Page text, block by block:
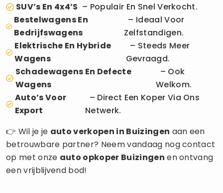
SUV’s En 4x4’s – Populair En Snel Verkocht.
Bestelwagens En
Bedrijfswagens
– Ideaal Voor
Zelfstandigen.
Elektrische En Hybride
Wagens
– Steeds Meer
Gevraagd.
Schadewagens En Defecte
Wagens
– Ook
Welkom.
Auto’s Voor
Export
– Direct Een Koper Via Ons
Netwerk.
👉 Wil je je auto verkopen in Buizingen aan een
betrouwbare partner? Neem vandaag nog contact
op met onze auto opkoper Buizingen en ontvang
een vrijblijvend bod!